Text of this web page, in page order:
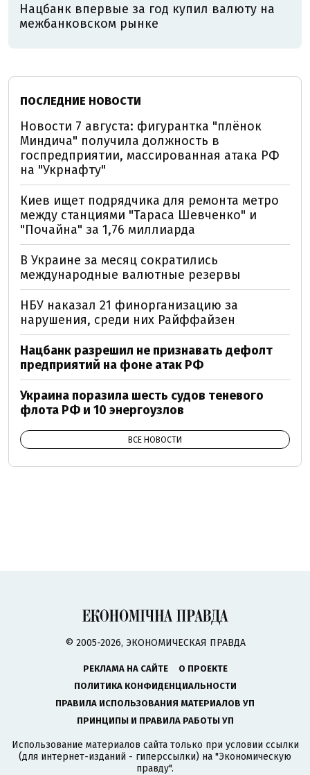
Нацбанк впервые за год купил валюту на
межбанковском рынке
ПОСЛЕДНИЕ НОВОСТИ
Новости 7 августа: фигурантка "плёнок
Миндича" получила должность в
госпредприятии, массированная атака РФ
на "Укрнафту"
Киев ищет подрядчика для ремонта метро
между станциями "Тараса Шевченко" и
"Почайна" за 1,76 миллиарда
В Украине за месяц сократились
международные валютные резервы
НБУ наказал 21 финорганизацию за
нарушения, среди них Райффайзен
Нацбанк разрешил не признавать дефолт
предприятий на фоне атак РФ
Украина поразила шесть судов теневого
флота РФ и 10 энергоузлов
ВСЕ НОВОСТИ
© 2005-2026, ЭКОНОМИЧЕСКАЯ ПРАВДА
РЕКЛАМА НА САЙТЕ
О ПРОЕКТЕ
ПОЛИТИКА КОНФИДЕНЦИАЛЬНОСТИ
ПРАВИЛА ИСПОЛЬЗОВАНИЯ МАТЕРИАЛОВ УП
ПРИНЦИПЫ И ПРАВИЛА РАБОТЫ УП
Использование материалов сайта только при условии ссылки
(для интернет-изданий - гиперссылки) на "Экономическую
правду".